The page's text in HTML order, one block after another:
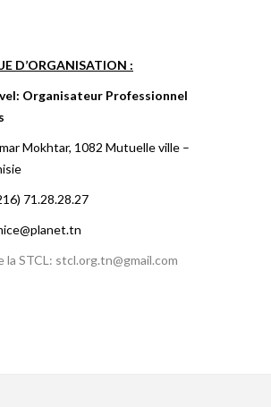
D’ORGANISATION :
Organisateur Professionnel
Mokhtar, 1082 Mutuelle ville –
71.28.28.27
la STCL: stcl.org.tn@gmail.com